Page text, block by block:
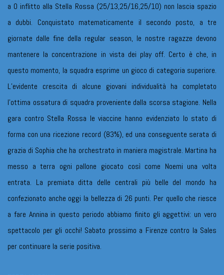
a 0 inflitto alla Stella Rossa (25/13,25/16,25/10) non lascia spazio
a dubbi. Conquistato matematicamente il secondo posto, a tre
giornate dalle fine della regular season, le nostre ragazze devono
mantenere la concentrazione in vista dei play off. Certo è che, in
questo momento, la squadra esprime un gioco di categoria superiore.
L’evidente crescita di alcune giovani individualità ha completato
l’ottima ossatura di squadra proveniente dalla scorsa stagione. Nella
gara contro Stella Rossa le viaccine hanno evidenziato lo stato di
forma con una ricezione record (83%), ed una conseguente serata di
grazia di Sophia che ha orchestrato in maniera magistrale. Martina ha
messo a terra ogni pallone giocato così come Noemi una volta
entrata. La premiata ditta delle centrali più belle del mondo ha
confezionato anche oggi la bellezza di 26 punti. Per quello che riesce
a fare Annina in questo periodo abbiamo finito gli aggettivi: un vero
spettacolo per gli occhi! Sabato prossimo a Firenze contro la Sales
per continuare la serie positiva.